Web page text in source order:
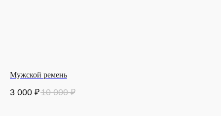
Мужской ремень
3 000 ₽10 000 ₽